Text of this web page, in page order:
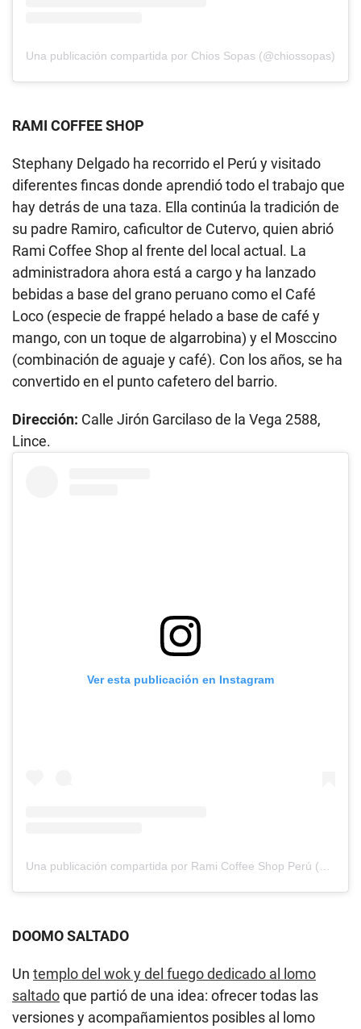
Una publicación compartida por Chios Sopas (@chiossopas)
RAMI COFFEE SHOP
Stephany Delgado ha recorrido el Perú y visitado
diferentes fincas donde aprendió todo el trabajo que
hay detrás de una taza. Ella continúa la tradición de
su padre Ramiro, caficultor de Cutervo, quien abrió
Rami Coffee Shop al frente del local actual. La
administradora ahora está a cargo y ha lanzado
bebidas a base del grano peruano como el Café
Loco (especie de frappé helado a base de café y
mango, con un toque de algarrobina) y el Mosccino
(combinación de aguaje y café). Con los años, se ha
convertido en el punto cafetero del barrio.
Dirección: Calle Jirón Garcilaso de la Vega 2588,
Lince.
Ver esta publicación en Instagram
DOOMO SALTADO
Un templo del wok y del fuego dedicado al lomo
saltadoque partió de una idea: ofrecer todas las
versiones y acompañamientos posibles al lomo